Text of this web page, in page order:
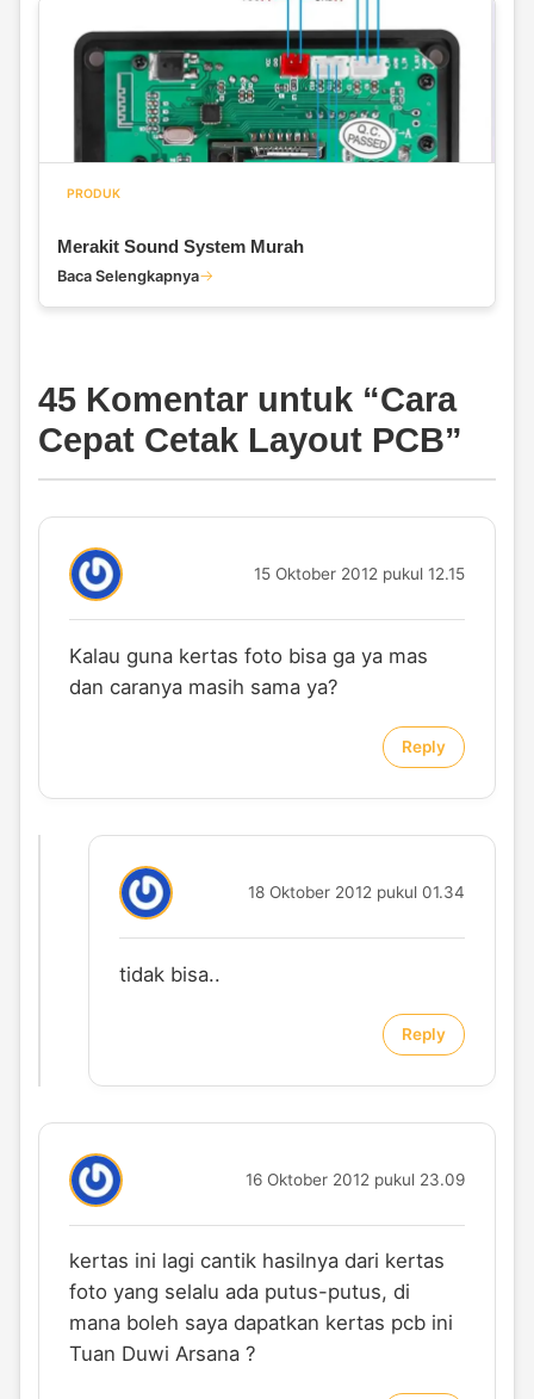
PRODUK
Merakit Sound System Murah
Baca Selengkapnya
45 Komentar untuk “Cara
Cepat Cetak Layout PCB”
15 Oktober 2012 pukul 12.15
Kalau guna kertas foto bisa ga ya mas
dan caranya masih sama ya?
Reply
18 Oktober 2012 pukul 01.34
tidak bisa..
Reply
16 Oktober 2012 pukul 23.09
kertas ini lagi cantik hasilnya dari kertas
foto yang selalu ada putus-putus, di
mana boleh saya dapatkan kertas pcb ini
Tuan Duwi Arsana ?